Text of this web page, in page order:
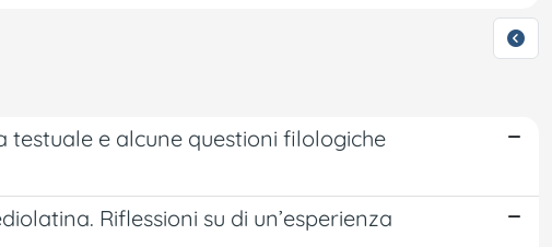
e alcune questioni filologiche
Riflessioni su di un’esperienza